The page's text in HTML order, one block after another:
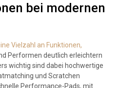
bei modernen
Vielzahl an Funktionen,
Performen deutlich erleichtern
wichtig sind dabei hochwertige
und Scratchen
Performance-Pads, mit